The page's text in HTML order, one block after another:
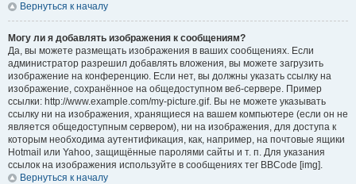
Вернуться к началу
Могу ли я добавлять изображения к сообщениям?
Да, вы можете размещать изображения в ваших сообщениях. Если
администратор разрешил добавлять вложения, вы можете загрузить
изображение на конференцию. Если нет, вы должны указать ссылку на
изображение, сохранённое на общедоступном веб-сервере. Пример
ссылки: http://www.example.com/my-picture.gif. Вы не можете указывать
ссылку ни на изображения, хранящиеся на вашем компьютере (если он не
является общедоступным сервером), ни на изображения, для доступа к
которым необходима аутентификация, как, например, на почтовые ящики
Hotmail или Yahoo, защищённые паролями сайты и т. п. Для указания
ссылок на изображения используйте в сообщениях тег BBCode [img].
Вернуться к началу